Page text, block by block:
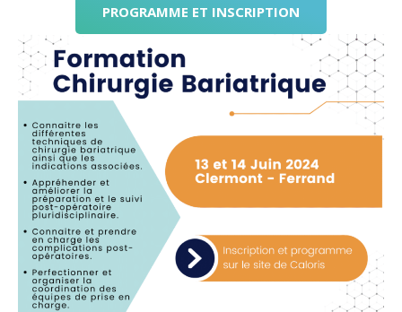
PROGRAMME ET INSCRIPTION